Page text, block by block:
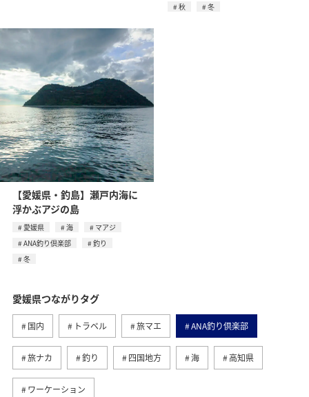
秋
冬
【愛媛県・釣島】瀬戸内海に
浮かぶアジの島
愛媛県 海
マアジ
ANA釣り倶楽部
釣り
冬
愛媛県つながりタグ
国内 トラベル 旅マエ ANA釣り倶楽部
旅ナカ 釣り 四国地方 海 高知県
ワーケーション